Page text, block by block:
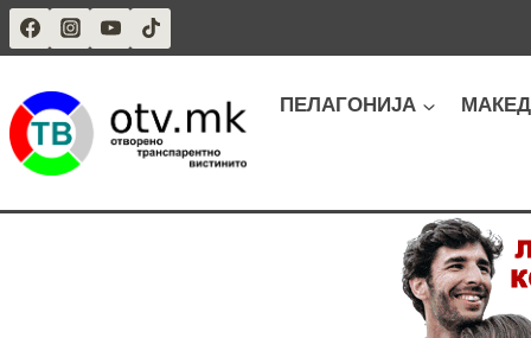
Skip
to
ПЕЛАГОНИЈА